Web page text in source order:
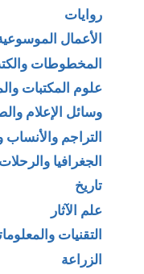
روايات
الأعمال
المخطوطات
علوم المكتبات
وسائل الإعلام
التراجم
الجغرافيا والرحلات
تاريخ
علم الآثار
التقنيات
الزراعة